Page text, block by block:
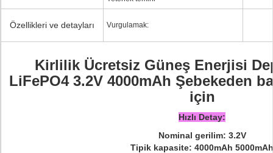
Özellikleri ve detayları Vurgulamak:
Kirlilik Ücretsiz Güneş Enerjisi
LiFePO4 3.2V 4000mAh Şebekeden
için
Hızlı Detay:
Nominal gerilim: 3.2V
Tipik kapasite: 4000mAh 5000mAh